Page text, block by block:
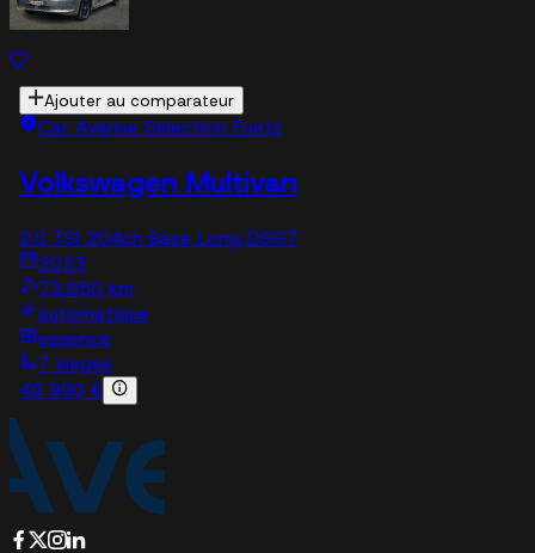
Ajouter au comparateur
Car Avenue Selection Foetz
Volkswagen Multivan
2.0 TSI 204ch Base Long DSG7
2023
73,950 km
automatique
essence
7 sieges
49 990 €